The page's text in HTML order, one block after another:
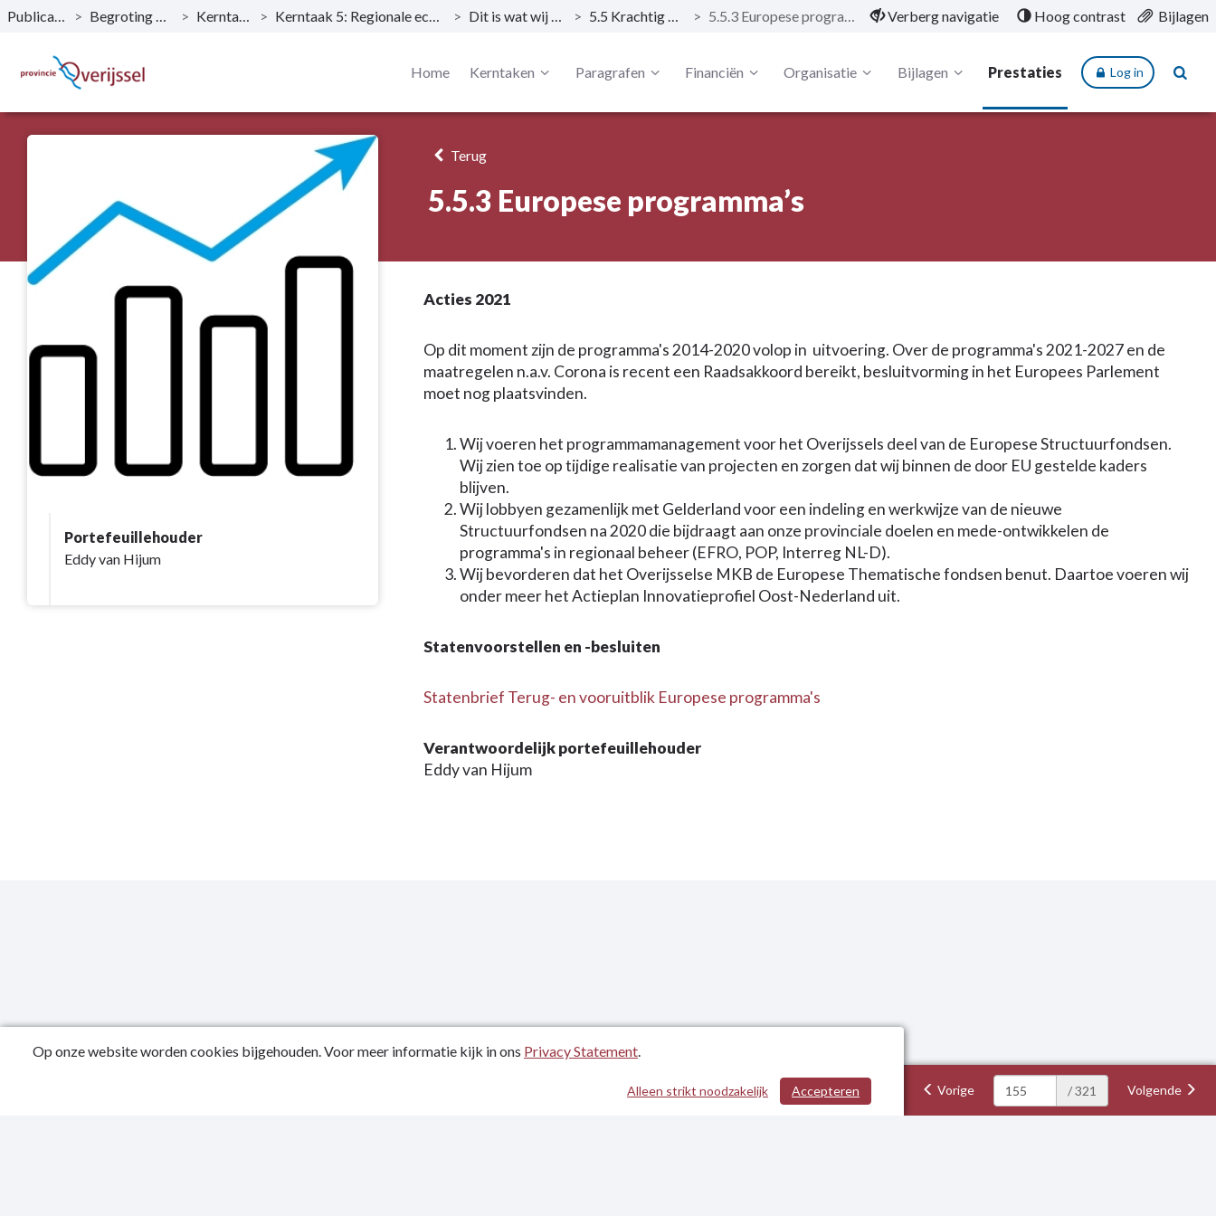
Naar hoofdinhoud
Publicaties > Begroting 2021 > Kerntaken > Kerntaak 5: Regionale economie > Dit is wat wij doen > 5.5 Krachtig MKB > 5.5.3 Europese programma’s Verberg navigatie Hoog contrast Bijlagen
Home Kerntaken Paragrafen Financiën Organisatie Bijlagen Prestaties Log in
Terug
5.5.3 Europese programma’s
Portefeuillehouder
Eddy van Hijum
Acties 2021
Op dit moment zijn de programma's 2014-2020 volop in uitvoering. Over de programma's 2021-2027 en de
maatregelen n.a.v. Corona is recent een Raadsakkoord bereikt, besluitvorming in het Europees Parlement
moet nog plaatsvinden.
Wij voeren het programmamanagement voor het Overijssels deel van de Europese Structuurfondsen.
Wij zien toe op tijdige realisatie van projecten en zorgen dat wij binnen de door EU gestelde kaders
blijven.
Wij lobbyen gezamenlijk met Gelderland voor een indeling en werkwijze van de nieuwe
Structuurfondsen na 2020 die bijdraagt aan onze provinciale doelen en mede-ontwikkelen de
programma's in regionaal beheer (EFRO, POP, Interreg NL-D).
Wij bevorderen dat het Overijsselse MKB de Europese Thematische fondsen benut. Daartoe voeren wij
onder meer het Actieplan Innovatieprofiel Oost-Nederland uit.
Statenvoorstellen en -besluiten
Statenbrief Terug- en vooruitblik Europese programma's
Verantwoordelijk portefeuillehouder
Eddy van Hijum
Vorige / 321 Volgende
Op onze website worden cookies bijgehouden. Voor meer informatie kijk in ons Privacy Statement.
Accepteren
Alleen strikt noodzakelijk